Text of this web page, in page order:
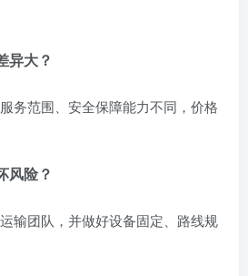
异大？
务范围、安全保障能力不同，价格
风险？
输团队，并做好设备固定、路线规